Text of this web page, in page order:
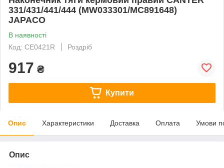
331/431/441/444 (MW033301/MC891648)
JAPACO
В наявності
Код: CE0421R
Роздріб
917 ₴
Купити
Опис Характеристики Доставка Оплата Умови
Опис